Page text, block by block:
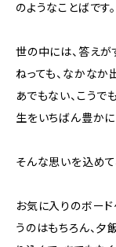
のようなことばです。
世の中には、答え
ねっても、なかなか
あでもない、こうで
生をいちばん豊か
そんな思いを込めて
お気に入りのボー
うのはもちろん、